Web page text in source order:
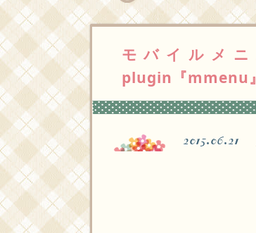
モバイルメ
plugin『mmenu』
2015.06.21